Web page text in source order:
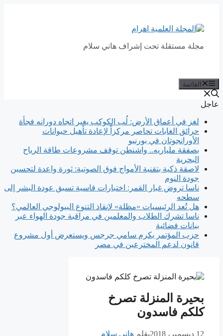
المحتوى
مجلة مستقلة تحت إشراف هاني سلام
القائمة
عاجل
لغز في أعماق الأرض: لُب الكوكب يغير اتجاه دورانه فجأة
حرائق الغابات تحاصر مركزاً لإعادة تأهيل حيوانات
الأورانجوتان في بورنيو
بصفقة ملياريه.. واشنطن توقف مشروعات طاقة الرياح
البحرية
لاصقة ذكية بتقنية الأمواج فوق الصوتية: ثورة واعدة لتحسين
جودة النوم
ناسا تروض غبار القمر: اختبارات قاسية تسبق عودة البشر إلى
سطحه
هل تُعد الرئيسيات «مظلة» لإنقاذ التنوع البيولوجي العالمي؟
ناسا تشرك الطلاب والمعلمين في مراقبة جودة الهواء عبر
بيانات فضائية
حزب المؤتمر يكرم سامي جرجس ويستعرض أول مشروع
قانون لدعم المخترعين في مصر
بحيرة المنزلة تصرخ
كلكم فاسدون
12 ديسمبر، 2018 بقلم هاني سلام